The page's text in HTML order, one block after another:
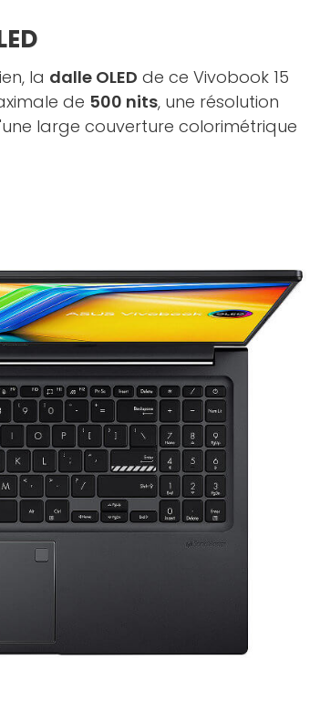
la dalle OLED de ce Vivobook 15
de 500 nits, une résolution
large couverture colorimétrique